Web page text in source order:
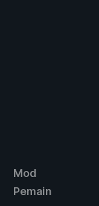
Mod
Pemain